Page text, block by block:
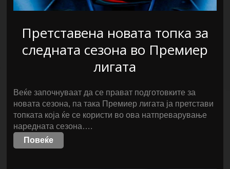
Претставена новата топка за
следната сезона во Премиер
лигата
Веќе започнуваат да се прават подготовките за
новата сезона, па така Премиер лигата ја претстави
топката која ќе се користи во ова натпреварување
наредната сезона….
Повеќе